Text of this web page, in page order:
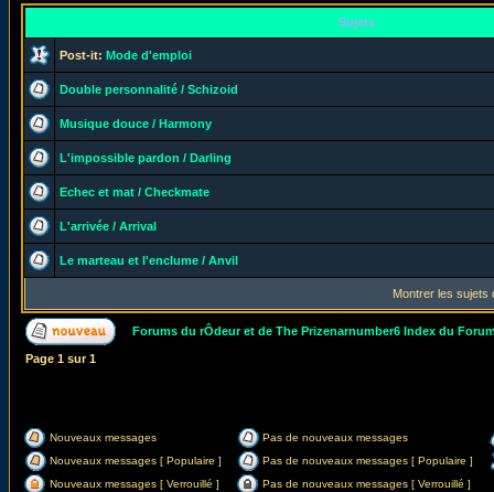
Sujets
Post-it: Mode d'emploi
Double personnalité / Schizoid
Musique douce / Harmony
L'impossible pardon / Darling
Echec et mat / Checkmate
L'arrivée / Arrival
Le marteau et l'enclume / Anvil
Montrer les sujets
Forums du rÔdeur et de The Prizenarnumber6 Index du
Page 1 sur1
Nouveaux messages
Pas de nouveaux messages
Nouveaux messages [ Populaire ]
Pas de nouveaux messages [ Populaire ]
Nouveaux messages [ Verrouillé ]
Pas de nouveaux messages [ Verrouillé ]